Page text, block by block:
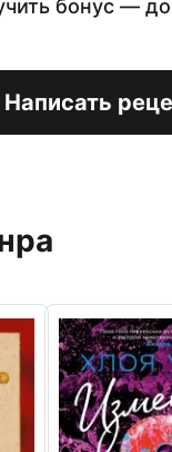
бонус —
Написать